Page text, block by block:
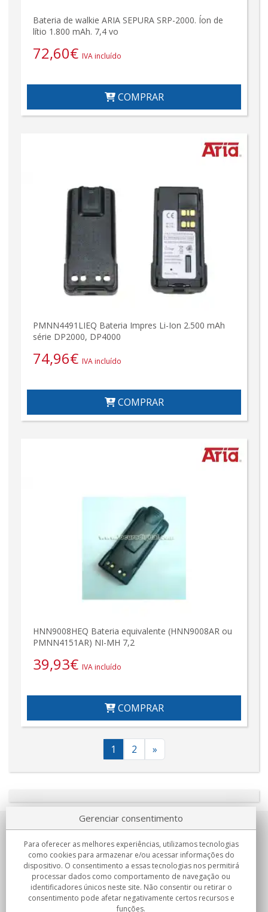
Bateria de walkie ARIA SEPURA SRP-2000. Íon de
lítio 1.800 mAh. 7,4 vo
72,60€ IVA incluído
COMPRAR
PMNN4491LIEQ Bateria Impres Li-Ion 2.500 mAh
série DP2000, DP4000
74,96€ IVA incluído
COMPRAR
HNN9008HEQ Bateria equivalente (HNN9008AR ou
PMNN4151AR) NI-MH 7,2
39,93€ IVA incluído
COMPRAR
1 2 »
Sobre nosotros
Compromissos
Compras
Gerenciar consentimento
Para oferecer as melhores experiências, utilizamos tecnologias
como cookies para armazenar e/ou acessar informações do
dispositivo. O consentimento a essas tecnologias nos permitirá
processar dados como comportamento de navegação ou
identificadores únicos neste site. Não consentir ou retirar o
consentimento pode afetar negativamente certos recursos e
funções.